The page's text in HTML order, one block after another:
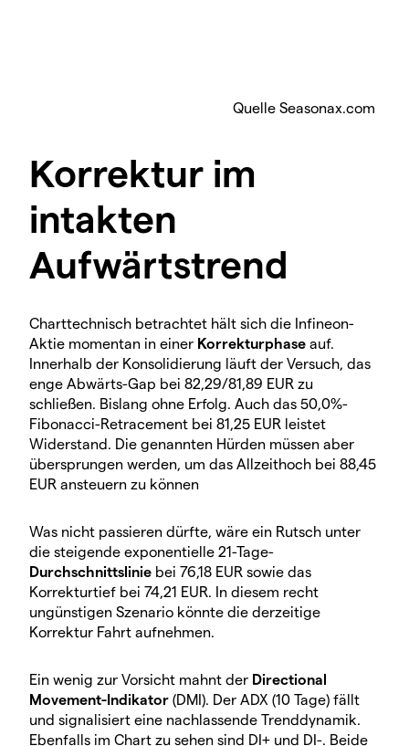
Quelle Seasonax.com
Korrektur im
intakten
Aufwärtstrend
Charttechnisch betrachtet hält sich die Infineon-
Aktie momentan in einer Korrekturphase auf.
Innerhalb der Konsolidierung läuft der Versuch, das
enge Abwärts-Gap bei 82,29/81,89 EUR zu
schließen. Bislang ohne Erfolg. Auch das 50,0%-
Fibonacci-Retracement bei 81,25 EUR leistet
Widerstand. Die genannten Hürden müssen aber
übersprungen werden, um das Allzeithoch bei 88,45
EUR ansteuern zu können
Was nicht passieren dürfte, wäre ein Rutsch unter
die steigende exponentielle 21-Tage-
Durchschnittslinie bei 76,18 EUR sowie das
Korrekturtief bei 74,21 EUR. In diesem recht
ungünstigen Szenario könnte die derzeitige
Korrektur Fahrt aufnehmen.
Ein wenig zur Vorsicht mahnt der Directional
Movement-Indikator (DMI). Der ADX (10 Tage) fällt
und signalisiert eine nachlassende Trenddynamik.
Ebenfalls im Chart zu sehen sind DI+ und DI-. Beide